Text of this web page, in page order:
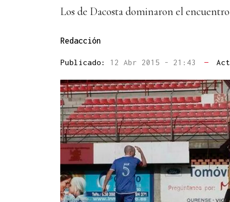
Los de Dacosta dominaron el
Redacción
Publicado: 12 Abr 2015 - 21:43 —